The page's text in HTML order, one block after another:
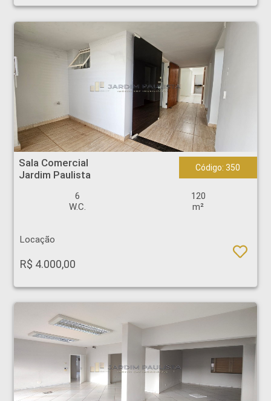
Sala Comercial - Jardim Paulista - Ribeirão Preto
Sala Comercial
Jardim Paulista
Código: 350
6
W.C.
120
m²
Locação
R$ 4.000,00